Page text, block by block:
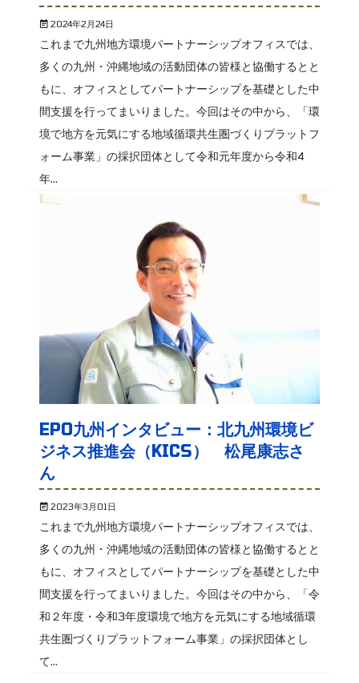
2024年2月24日
これまで九州地方環境パートナーシップオフィスでは、
多くの九州・沖縄地域の活動団体の皆様と協働するとと
もに、オフィスとしてパートナーシップを基礎とした中
間支援を行ってまいりました。今回はその中から、「環
境で地方を元気にする地域循環共生圏づくりプラットフ
ォーム事業」の採択団体として令和元年度から令和4
年...
EPO九州インタビュー：北九州環境ビ
ジネス推進会（KICS） 松尾康志さ
ん
2023年3月01日
これまで九州地方環境パートナーシップオフィスでは、
多くの九州・沖縄地域の活動団体の皆様と協働するとと
もに、オフィスとしてパートナーシップを基礎とした中
間支援を行ってまいりました。今回はその中から、「令
和２年度・令和3年度環境で地方を元気にする地域循環
共生圏づくりプラットフォーム事業」の採択団体とし
て...